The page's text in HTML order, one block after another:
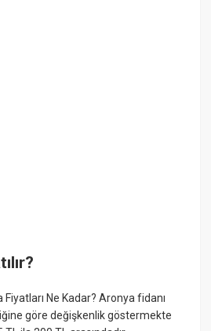
Ne Kadar? Aronya fidanı
göre değişkenlik göstermekte